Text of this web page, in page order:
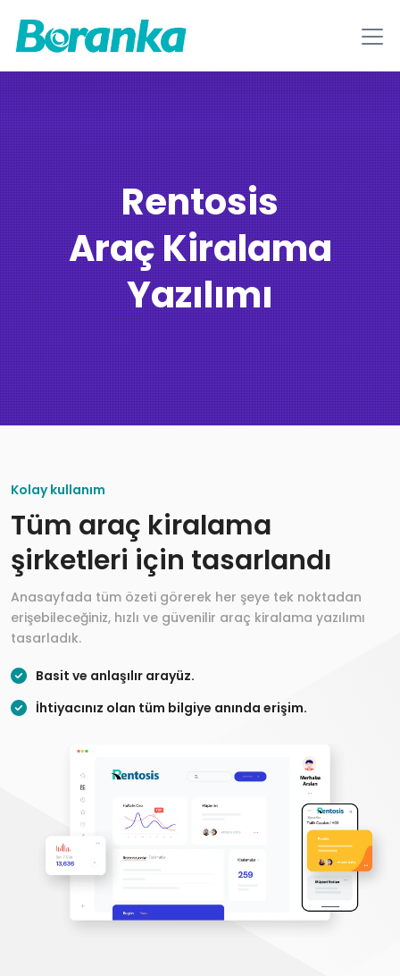
Rentosis
Araç Kiralama
Yazılımı
Kolay kullanım
Tüm araç kiralama
şirketleri için tasarlandı
Anasayfada tüm özeti görerek her şeye tek noktadan
erişebileceğiniz, hızlı ve güvenilir araç kiralama yazılımı
tasarladık.
Basit ve anlaşılır arayüz.
İhtiyacınız olan tüm bilgiye anında erişim.